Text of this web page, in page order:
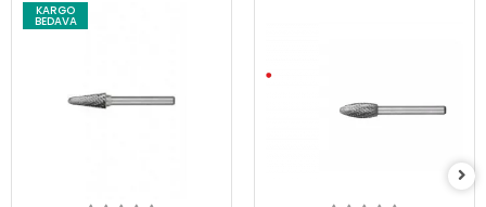
KARGO
BEDAVA